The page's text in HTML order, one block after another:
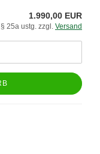
1.990,00 EUR
25a ustg. zzgl. Versand